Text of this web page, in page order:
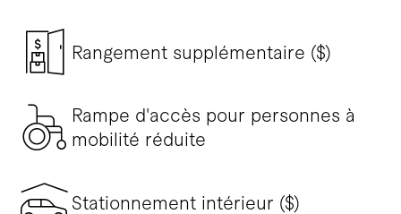
Rangement supplémentaire ($)
Rampe d'accès pour personnes à
mobilité réduite
Stationnement intérieur ($)